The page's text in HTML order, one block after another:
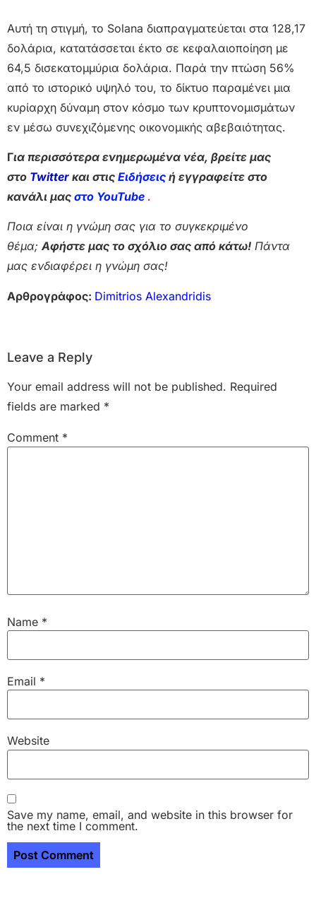
Αυτή τη στιγμή, το Solana διαπραγματεύεται στα 128,17
δολάρια, κατατάσσεται έκτο σε κεφαλαιοποίηση με
64,5 δισεκατομμύρια δολάρια. Παρά την πτώση 56%
από το ιστορικό υψηλό του, το δίκτυο παραμένει μια
κυρίαρχη δύναμη στον κόσμο των κρυπτονομισμάτων
εν μέσω συνεχιζόμενης οικονομικής αβεβαιότητας.
Για περισσότερα ενημερωμένα νέα, βρείτε μας
στο Twitter και στις Ειδήσεις ή εγγραφείτε στο
κανάλι μας στο YouTube .
Ποια είναι η γνώμη σας για το συγκεκριμένο
θέμα;Αφήστε μας το σχόλιο σας από κάτω! Πάντα
μας ενδιαφέρει η γνώμη σας!
Αρθρογράφος: Dimitrios Alexandridis
Leave a Reply
Your email address will not be published. Required
fields are marked *
Comment *
Name *
Email *
Website
Save my name, email, and website in this browser for
the next time I comment.